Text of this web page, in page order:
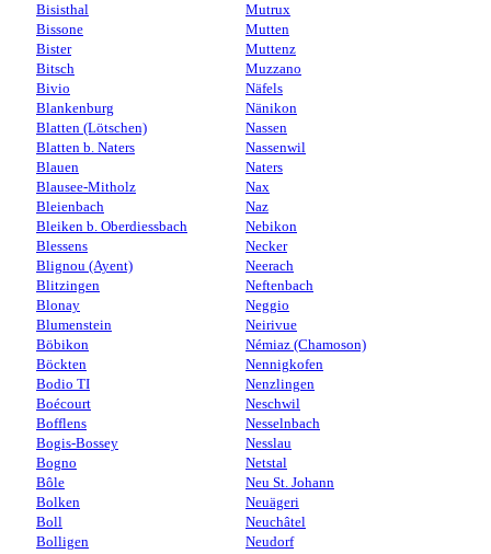
Bisisthal
Bissone
Bister
Bitsch
Bivio
Blankenburg
Blatten (Lötschen)
Blatten b. Naters
Blauen
Blausee-Mitholz
Bleienbach
Bleiken b. Oberdiessbach
Blessens
Blignou (Ayent)
Blitzingen
Blonay
Blumenstein
Böbikon
Böckten
Bodio TI
Boécourt
Bofflens
Bogis-Bossey
Bogno
Bôle
Bolken
Boll
Bolligen
Mutrux
Mutten
Muttenz
Muzzano
Näfels
Nänikon
Nassen
Nassenwil
Naters
Nax
Naz
Nebikon
Necker
Neerach
Neftenbach
Neggio
Neirivue
Némiaz (Chamoson)
Nennigkofen
Nenzlingen
Neschwil
Nesselnbach
Nesslau
Netstal
Neu St. Johann
Neuägeri
Neuchâtel
Neudorf